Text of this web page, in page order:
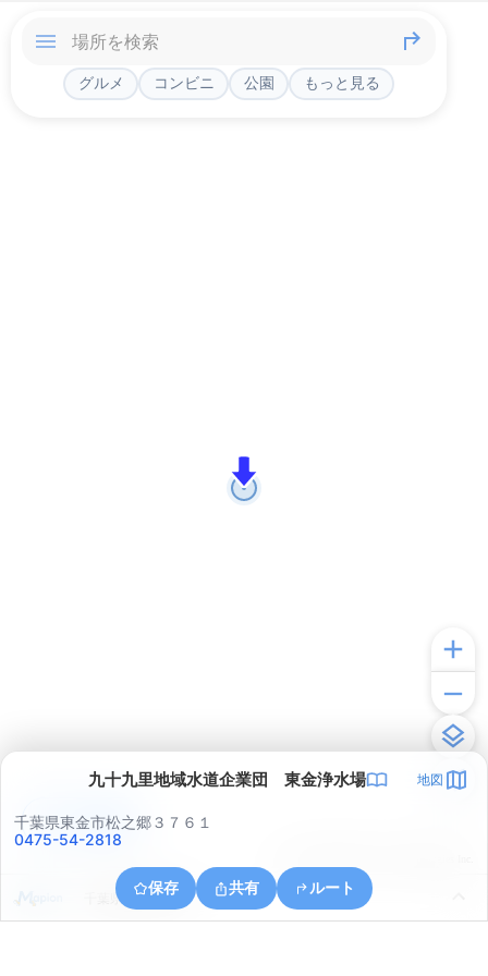
グルメ コンビニ 公園 もっと見る
九十九里地域水道企業団 東金浄水場 地図
千葉県東金市松之郷３７６１
0475-54-2818
保存 共有 ルート
千葉県東金市道庭
アプリで見る